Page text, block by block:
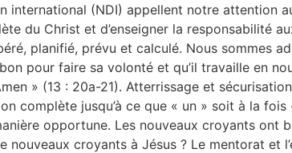
international (NDI) appellent notre attention
du Christ et d’enseigner la responsabilité
planifié, prévu et calculé. Nous sommes
pour faire sa volonté et qu’il travaille en
» (13 : 20a-21). Atterrissage et
complète jusqu’à ce que « un » soit à la
opportune. Les nouveaux croyants ont
nouveaux croyants à Jésus ? Le mentorat et